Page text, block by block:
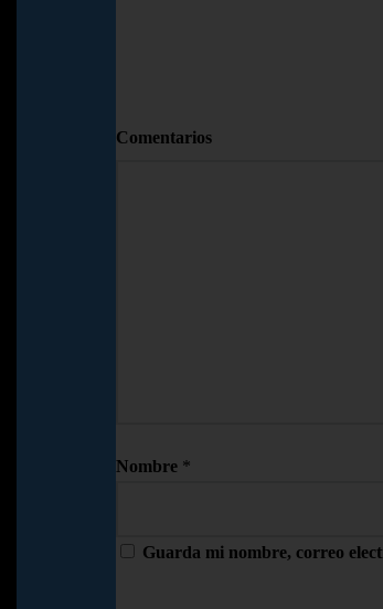
Comentarios
Nombre *
Guarda mi nombre, correo